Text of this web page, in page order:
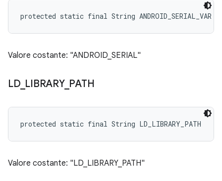
protected static final String ANDROID_SERIAL_VAR
Valore costante: "ANDROID_SERIAL"
LD_ LIBRARY_ PATH
protected static final String LD_LIBRARY_PATH
Valore costante: "LD_LIBRARY_PATH"